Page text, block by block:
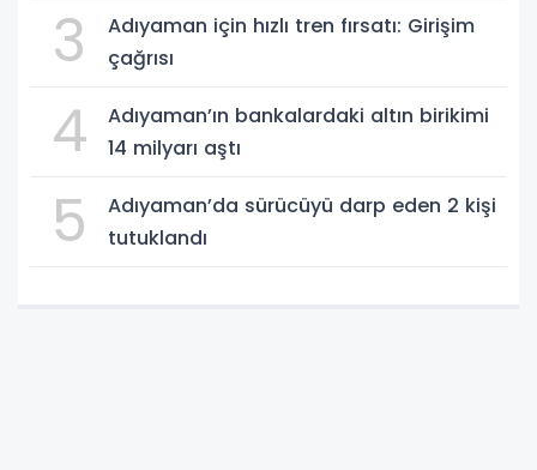
3
Adıyaman için hızlı tren fırsatı: Girişim
çağrısı
4
Adıyaman’ın bankalardaki altın birikimi
14 milyarı aştı
5
Adıyaman’da sürücüyü darp eden 2 kişi
tutuklandı